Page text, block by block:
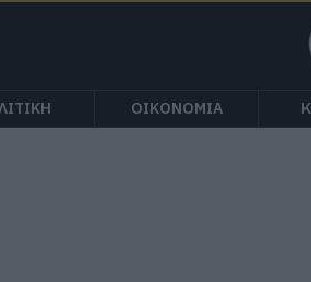
ΟΙΚΟΝΟΜΙΑ